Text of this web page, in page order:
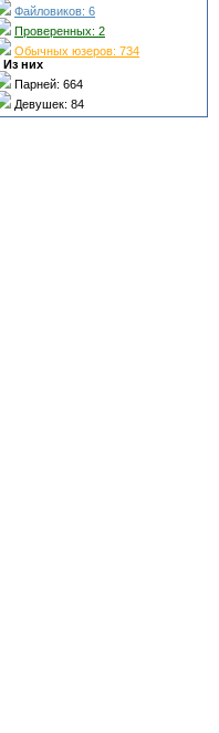
Файловиков: 6
Проверенных: 2
Обычных юзеров: 734
Из них
Парней: 664
Девушек: 84